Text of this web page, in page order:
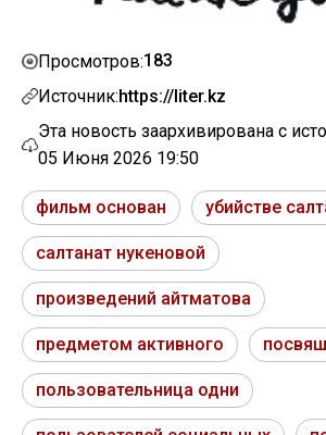
Просмотров:183
Источник:https://liter.kz
Эта новость заархивирована с
05 Июня 2026 19:50
фильм основан убийстве
салтанат нукеновой
произведений айтматова
предметом активного
пользовательница одни